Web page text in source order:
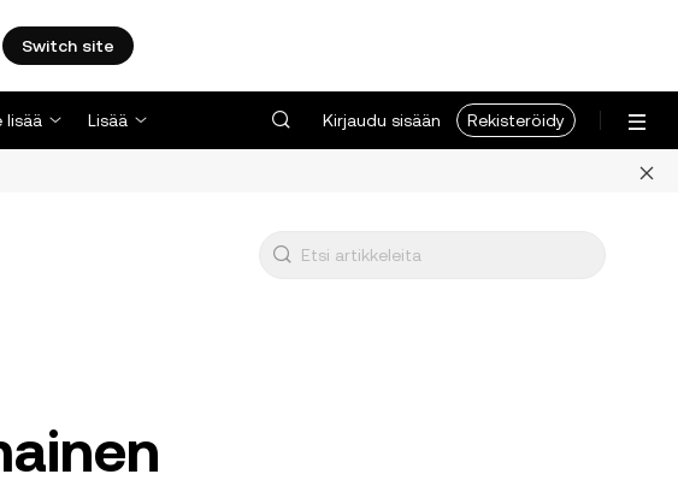
Switch site
lisää Lisää Kirjaudu sisään Rekisteröidy